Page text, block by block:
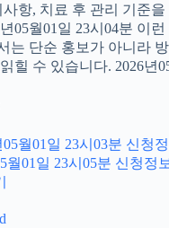
항, 치료 후 관리 기준
05월01일 23시04분 이
는 단순 홍보가 아니라
힐 수 있습니다. 2026년
월01일 23시03분 신청
월01일 23시05분 신청정